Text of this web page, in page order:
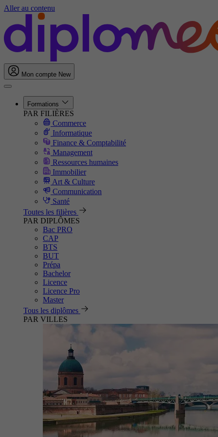
Aller au contenu
Mon compte New
Formations
PAR FILIÈRES
Commerce
Informatique
Finance & Comptabilité
Management
Ressources humaines
Immobilier
Art & Culture
Communication
Santé
Toutes les filières
PAR DIPLÔMES
Bac PRO
CAP
BTS
BUT
Prépa
Bachelor
Licence
Licence Pro
Master
Tous les diplômes
PAR VILLES